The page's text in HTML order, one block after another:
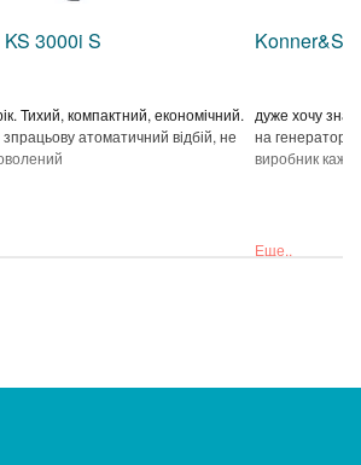
3000i S
Тихий, компактний, економічний.
атоматичний відбій, не
дуже хочу
на генераторі
виробник
Еще..